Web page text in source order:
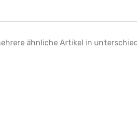
ähnliche Artikel in